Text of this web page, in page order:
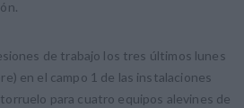
de trabajo los tres últimos lunes
en el campo 1 de las instalaciones
para cuatro equipos alevines de